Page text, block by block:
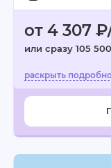
от 4 307
или сразу 105